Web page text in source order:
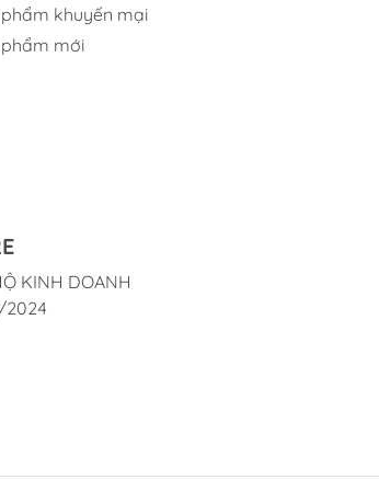
khuyến mại
mới
KINH DOANH
2024